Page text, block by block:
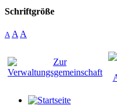
Schriftgröße
A A A